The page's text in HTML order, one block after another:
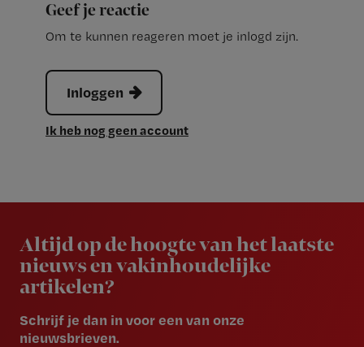
Geef je reactie
Om te kunnen reageren moet je inlogd zijn.
Inloggen
Ik heb nog geen account
Altijd op de hoogte van het laatste
nieuws en vakinhoudelijke
artikelen?
Schrijf je dan in voor een van onze
nieuwsbrieven.